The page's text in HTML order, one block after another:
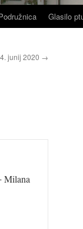
Glasilo
junij 2020 →
Milana